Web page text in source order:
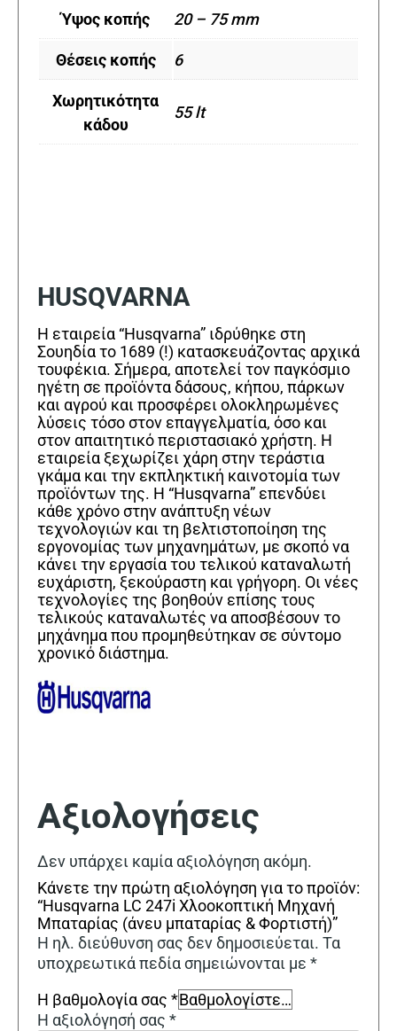
Ύψος κοπής 20 – 75 mm
Θέσεις κοπής 6
Χωρητικότητα
κάδου
55 lt
HUSQVARNA
Η εταιρεία “Husqvarna” ιδρύθηκε στη
Σουηδία το 1689 (!) κατασκευάζοντας αρχικά
τουφέκια. Σήμερα, αποτελεί τον παγκόσμιο
ηγέτη σε προϊόντα δάσους, κήπου, πάρκων
και αγρού και προσφέρει ολοκληρωμένες
λύσεις τόσο στον επαγγελματία, όσο και
στον απαιτητικό περιστασιακό χρήστη. Η
εταιρεία ξεχωρίζει χάρη στην τεράστια
γκάμα και την εκπληκτική καινοτομία των
προϊόντων της. Η “Husqvarna” επενδύει
κάθε χρόνο στην ανάπτυξη νέων
τεχνολογιών και τη βελτιστοποίηση της
εργονομίας των μηχανημάτων, με σκοπό να
κάνει την εργασία του τελικού καταναλωτή
ευχάριστη, ξεκούραστη και γρήγορη. Οι νέες
τεχνολογίες της βοηθούν επίσης τους
τελικούς καταναλωτές να αποσβέσουν το
μηχάνημα που προμηθεύτηκαν σε σύντομο
χρονικό διάστημα.
Αξιολογήσεις
Δεν υπάρχει καμία αξιολόγηση ακόμη.
Κάνετε την πρώτη αξιολόγηση για το προϊόν:
“Husqvarna LC 247i Χλοοκοπτική Μηχανή
Μπαταρίας (άνευ μπαταρίας & Φορτιστή)”
Η ηλ. διεύθυνση σας δεν δημοσιεύεται. Τα
υποχρεωτικά πεδία σημειώνονται με *
Η βαθμολογία σας *
Η αξιολόγησή σας *